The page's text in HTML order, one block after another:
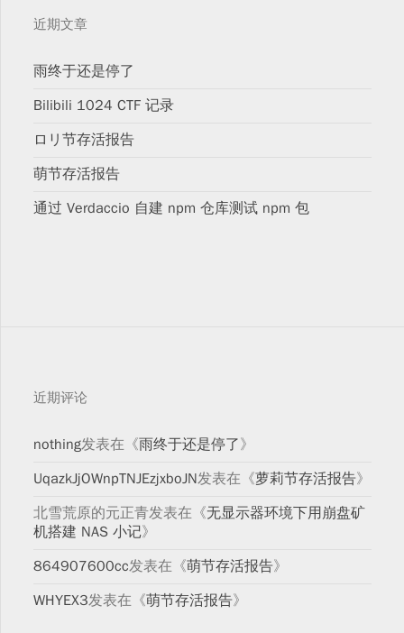
近期文章
雨终于还是停了
Bilibili 1024 CTF 记录
ロリ节存活报告
萌节存活报告
通过 Verdaccio 自建 npm 仓库测试 npm 包
近期评论
nothing发表在《雨终于还是停了》
UqazkJjOWnpTNJEzjxboJN发表在《萝莉节存活报告》
北雪荒原的元正青发表在《无显示器环境下用崩盘矿
机搭建 NAS 小记》
864907600cc发表在《萌节存活报告》
WHYEX3发表在《萌节存活报告》